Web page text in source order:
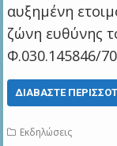
αυξημένη
ζώνη ευθύνης
Φ.030.145846/
ΔΙΑΒΆΣΤΕ
Εκδηλώσεις